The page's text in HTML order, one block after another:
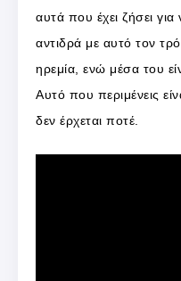
αυτά που έχει ζήσει
αντιδρά με αυτό τον
ηρεμία, ενώ μέσα του
Αυτό που περιμένεις
δεν έρχεται ποτέ.